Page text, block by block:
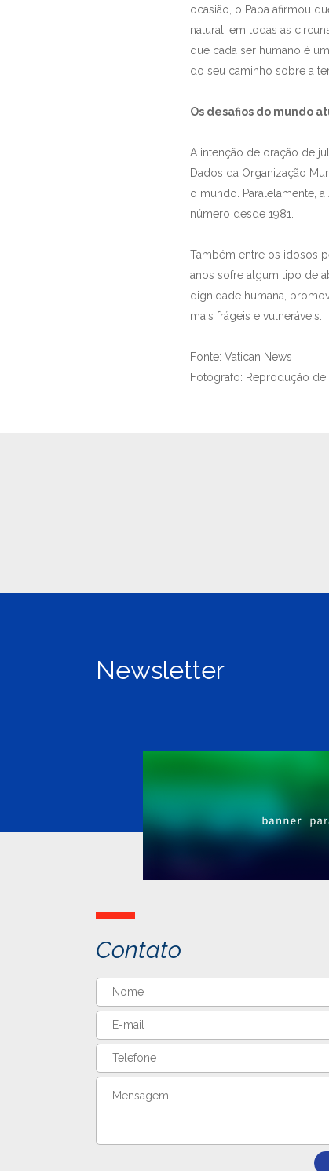
ocasião, o Papa afirmou
natural, em todas as
que cada ser humano é
do seu caminho sobre a
Os desafios do mundo
A intenção de oração de
Dados da Organização
o mundo. Paralelamente,
número desde 1981.
Também entre os idosos
anos sofre algum tipo de
dignidade humana,
mais frágeis e vulneráveis.
Fonte: Vatican News
Fotógrafo: Reprodução de
Newsletter
Contato